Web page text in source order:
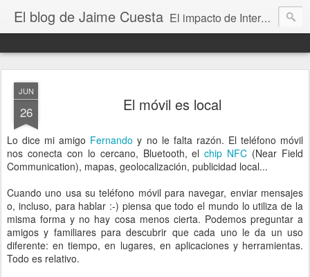
El blog de Jaime Cuesta El impacto de Internet en la sociedad visto con mis propios ojos
JUN
26 El móvil es local
Lo dice mi amigo Fernando y no le falta razón. El teléfono móvil
nos conecta con lo cercano, Bluetooth, elchip NFC (Near Field
Communication), mapas, geolocalización, publicidad local...
Cuando uno usa su teléfono móvil para navegar, enviar mensajes
o, incluso, para hablar :-) piensa que todo el mundo lo utiliza de la
misma forma y no hay cosa menos cierta. Podemos preguntar a
amigos y familiares para descubrir que cada uno le da un uso
diferente: en tiempo, en lugares, en aplicaciones y herramientas.
Todo es relativo.